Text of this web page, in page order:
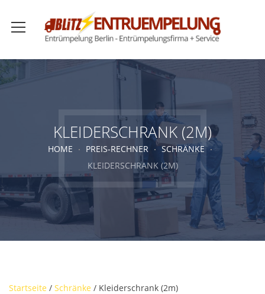
KLEIDERSCHRANK (2M)
HOME PREIS-RECHNER
SCHRÄNKE
KLEIDERSCHRANK (2M)
Startseite / Schränke / Kleiderschrank (2m)